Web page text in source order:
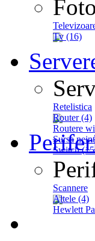
Tv (16)
Retelistica
Router (4)
Routere
Sursa
Switch
Scannere
Altele (4)
Hewlett